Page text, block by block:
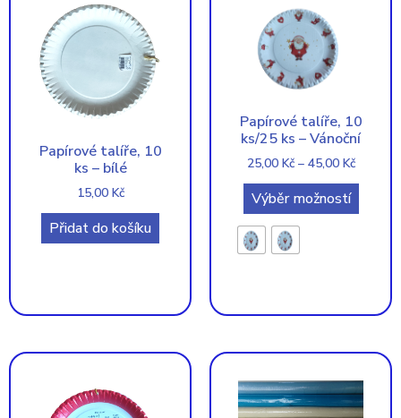
Papírové talíře, 10
ks – bílé
15,00 Kč
Přidat do košíku
Papírové talíře, 10
ks/25 ks – Vánoční
25,00 Kč– 45,00 Kč
Výběr možností